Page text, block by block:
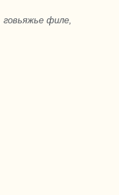
говьяжье филе,